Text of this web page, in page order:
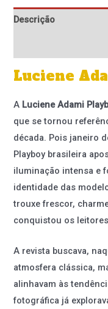
Descrição
Luciene
A Luciene Adami
que se tornou
década. Pois janeiro
Playboy brasileira
iluminação intensa e
identidade das
trouxe frescor,
conquistou os
A revista buscava,
atmosfera clássica,
alinhavam às
fotográfica já